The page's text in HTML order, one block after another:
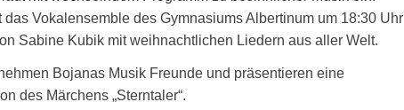
das Vokalensemble des Gymnasiums Albertinum um 18:30 Uhr
Sabine Kubik mit weihnachtlichen Liedern aus aller Welt.
Bojanas Musik Freunde und präsentieren eine
des Märchens „Sterntaler“.